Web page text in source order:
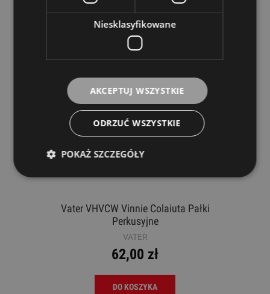
DO KOSZYKA
Vater VHVCW Vinnie Colaiuta Pałki
Perkusyjne
VATER
62,00 zł
DO KOSZYKA
Niesklasyfikowane
AKCEPTUJ WSZYSTKIE
ODRZUĆ WSZYSTKIE
POKAŻ SZCZEGÓŁY